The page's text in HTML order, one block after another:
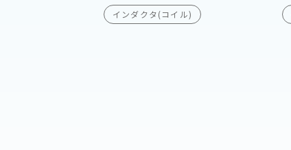
インダクタ(コイル)